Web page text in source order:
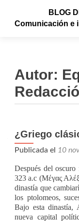
BLOG
Comunicación e
Autor:
¿Griego
Publicada el 10
Después del
323 a.c (Μέγας
dinastía que
los ptolomeos,
Bajo esta dinastía,
nueva capital